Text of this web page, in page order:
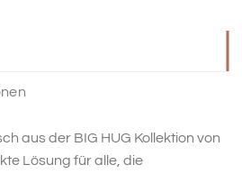
aus der BIG HUG Kollektion von
Lösung für alle, die